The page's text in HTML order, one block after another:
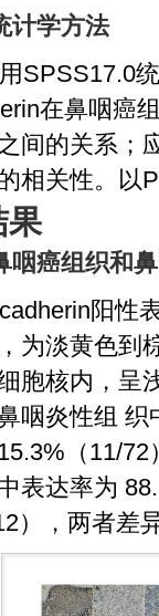
计学方法
SPSS17.0
在鼻咽癌
间的关系；
相关性。以
果
咽癌组织和
阳性
为淡黄色到
胞核内，呈
咽炎性组 织
（11/
表达率为
），两者差